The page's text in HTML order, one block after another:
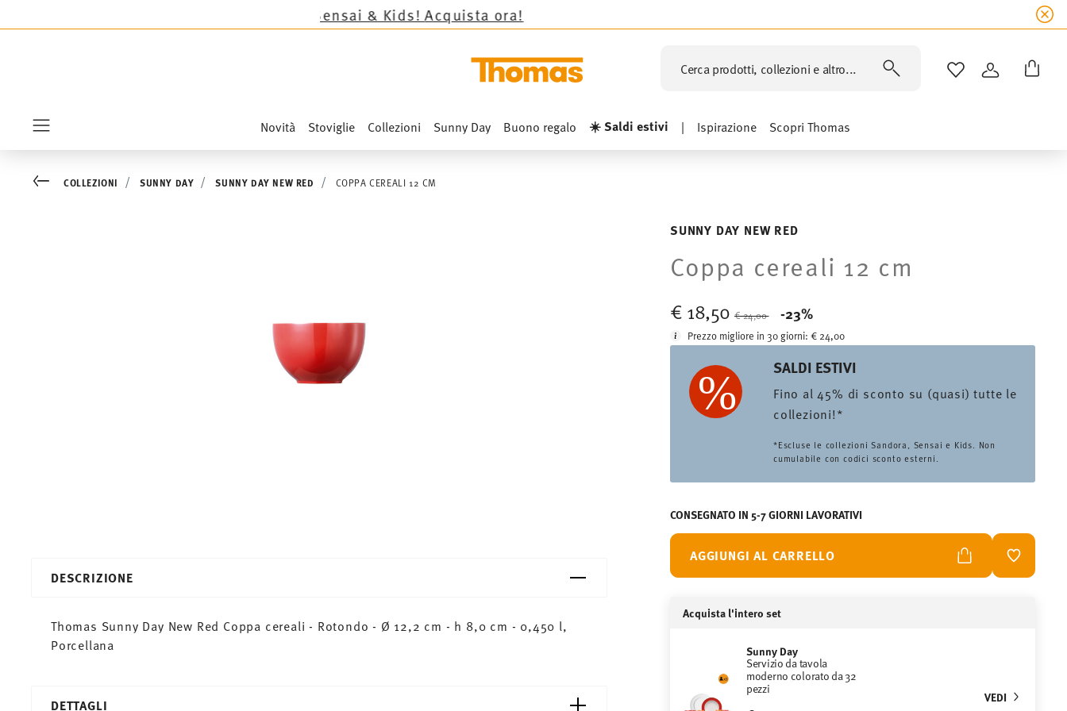
tranne le novità Sandora, Sensai & Kids!Acquista ora!
Cerca prodotti, collezioni e altro... LISTA DESIDERI
ACCEDI
Novità Stoviglie Collezioni Sunny Day Buono regalo ☀️ Saldi estivi | Ispirazione Scopri Thomas
SUNNY DAY NEW RED
Coppa cereali 12 cm
€ 18,50€ 24,00
-23%
Prezzo migliore in 30 giorni:€ 24,00
SALDI ESTIVI
Fino al 45% di sconto su (quasi) tutte le
collezioni!*
*Escluse le collezioni Sandora, Sensai e Kids. Non
cumulabile con codici sconto esterni.
CONSEGNATO IN 5-7 GIORNI LAVORATIVI
AGGIUNGI AL CARRELLO LISTA
Acquista l'intero set
Sunny Day
Servizio da tavola
moderno colorato da 32
pezzi
VEDI
Go backCOLLEZIONI SUNNY DAY SUNNY DAY NEW RED COPPA CEREALI 12 CM
DESCRIZIONE
Thomas Sunny Day New Red Coppa cereali - Rotondo - Ø 12,2 cm - h 8,0 cm - 0,450 l,
Porcellana
DETTAGLI